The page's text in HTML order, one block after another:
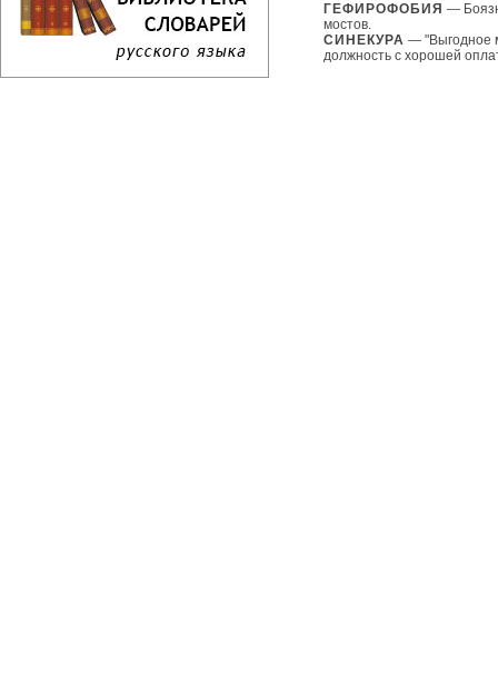
ГЕФИРОФОБИЯ —
мостов.
СИНЕКУРА — "Выгодное
должность с хорошей